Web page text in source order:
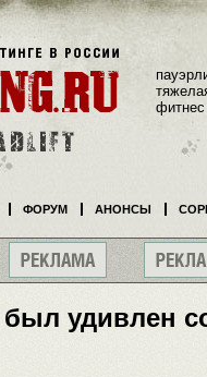
удивлен
фитнес
ФОРУМ АНОНСЫ